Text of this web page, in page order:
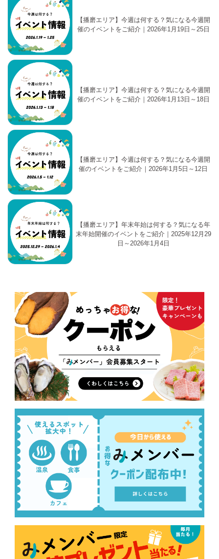
【播磨エリア】今週は何する？気になる今週開
催のイベントをご紹介｜2026年1月19日～25日
【播磨エリア】今週は何する？気になる今週開
催のイベントをご紹介｜2026年1月13日～18日
【播磨エリア】今週は何する？気になる今週開
催のイベントをご紹介｜2026年1月5日～12日
【播磨エリア】年末年始は何する？気になる年
末年始開催のイベントをご紹介｜2025年12月29
日～2026年1月4日